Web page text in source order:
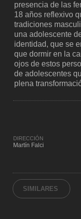
presencia de las
18 años reflexivo
tradiciones
una adolescente
identidad, que se
que dormir en la
ojos de estos
de adolescentes
plena
DIRECCIÓN
Martín Falci
SIMILARES